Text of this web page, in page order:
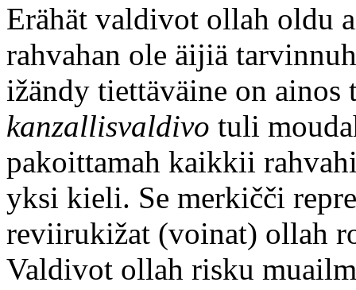
Erähät valdivot ollah oldu
rahvahan ole äijiä
ižändy tiettäväine on ainos
kanzallisvaldivo tuli
pakoittamah kaikkii
yksi kieli. Se merkičči
reviirukižat (voinat) ollah
Valdivot ollah risku